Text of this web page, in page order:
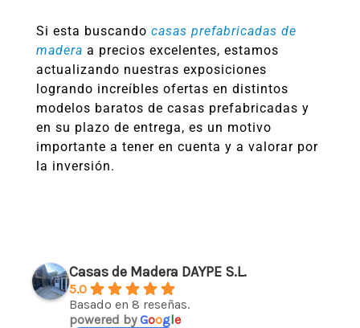
Si esta buscando casas prefabricadas de
madera a precios excelentes, estamos
actualizando nuestras exposiciones
logrando increíbles ofertas en distintos
modelos baratos de casas prefabricadas y
en su plazo de entrega, es un motivo
importante a tener en cuenta y a valorar por
la inversión.
Casas de Madera DAYPE S.L.
5.0
Basado en 8 reseñas.
powered byGoogle